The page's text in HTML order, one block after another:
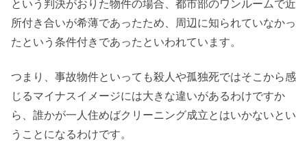
という判決がおりた物件の場合、都市部のワンルームで近
所付き合いが希薄であったため、周辺に知られていなかっ
たという条件付きであったといわれています。
つまり、事故物件といっても殺人や孤独死ではそこから感
じるマイナスイメージには大きな違いがあるわけですか
ら、誰かが一人住めばクリーニング成立とはいかないとい
うことになるわけです。